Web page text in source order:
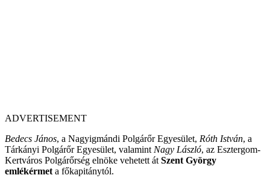
ADVERTISEMENT
Bedecs János, a Nagyigmándi Polgárőr Egyesület, Róth István, a
Tárkányi Polgárőr Egyesület, valamint Nagy László, az Esztergom-
Kertváros Polgárőrség elnöke vehetett át Szent György
emlékérmet a főkapitánytól.